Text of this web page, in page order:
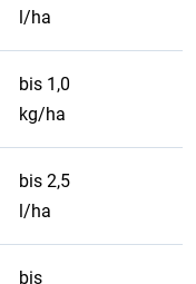
l/ha
bis 1,0
kg/ha
bis 2,5
l/ha
bis